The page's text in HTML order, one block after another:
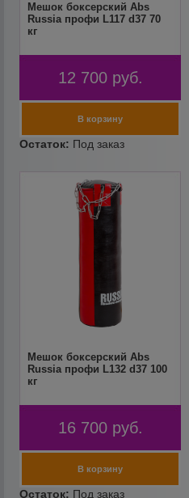
Мешок боксерский Abs
Russia профи L117 d37 70
кг
12 700 руб.
Мешок боксерский Abs
Russia профи L132 d37 100
кг
16 700 руб.